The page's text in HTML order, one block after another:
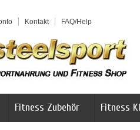
Kontakt FAQ/Help
Fitness Zubehör Fitness